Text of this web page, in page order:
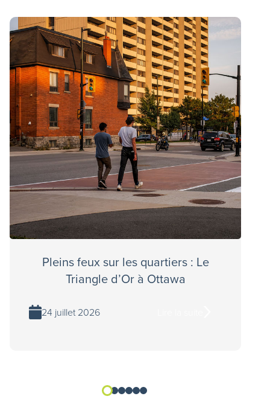
Pleins feux sur les quartiers : Le
Triangle d’Or à Ottawa
24 juillet 2026